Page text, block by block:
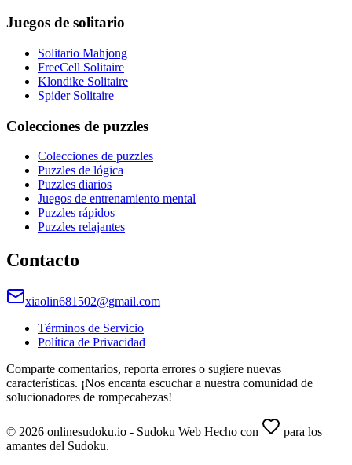
Juegos de solitario
Solitario Mahjong
FreeCell Solitaire
Klondike Solitaire
Spider Solitaire
Colecciones de puzzles
Colecciones de puzzles
Puzzles de lógica
Puzzles diarios
Juegos de entrenamiento mental
Puzzles rápidos
Puzzles relajantes
Contacto
xiaolin681502@gmail.com
Términos de Servicio
Política de Privacidad
Comparte comentarios, reporta errores o sugiere nuevas
características. ¡Nos encanta escuchar a nuestra comunidad de
solucionadores de rompecabezas!
© 2026 onlinesudoku.io - Sudoku Web Hecho con
para los
amantes del Sudoku.